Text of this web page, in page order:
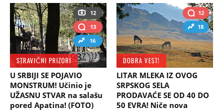
12
13
16
STRAVIČNI PRIZORI
U SRBIJI SE POJAVIO
MONSTRUM! Učinio je
UŽASNU STVAR na salašu
pored Apatina! (FOTO)
12
18
DOBRA VEST!
LITAR MLEKA IZ OVOG
SRPSKOG SELA
PRODAVAĆE SE OD 40 DO
50 EVRA! Niče nova